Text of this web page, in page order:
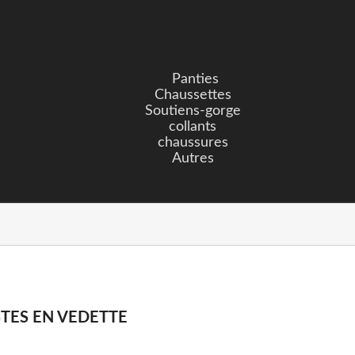
Panties
Chaussettes
Soutiens-gorge
collants
chaussures
Autres
EN VEDETTE